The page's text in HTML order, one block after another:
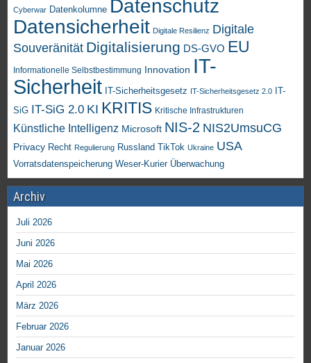
Cyberwar Datenkolumne Datenschutz
Datensicherheit Digitale Resilienz Digitale
Souveränität Digitalisierung DS-GVO EU
Informationelle Selbstbestimmung Innovation IT-
Sicherheit IT-Sicherheitsgesetz IT-Sicherheitsgesetz 2.0
IT-
SiG IT-SiG 2.0 KI KRITIS Kritische Infrastrukturen
Künstliche Intelligenz Microsoft NIS-2 NIS2UmsuCG
Privacy Recht Regulierung Russland TikTok Ukraine USA
Vorratsdatenspeicherung Weser-Kurier Überwachung
Archiv
Juli 2026
Juni 2026
Mai 2026
April 2026
März 2026
Februar 2026
Januar 2026